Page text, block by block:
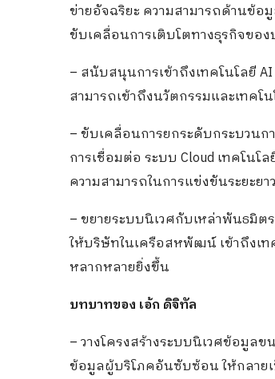
ข่ายอัจฉริยะ ความสามารถด้านข้
ขับเคลื่อนการเติบโตทางธุรกิจข
– สนับสนุนการเข้าถึงเทคโนโลยี
สามารถเข้าถึงนวัตกรรมและเทคโ
– ขับเคลื่อนการยกระดับกระบวน
การเชื่อมต่อ ระบบ Cloud เทคโน
ความสามารถในการแข่งขันระยะยาว
– ขยายระบบนิเวศกับเหล่าพันธมิต
ให้บริษัทในเครือสหพัฒน์ เข้าถึงเ
หลากหลายยิ่งขึ้น
บทบาทของ เอ้ก ดิจิทัล
– วางโครงสร้างระบบนิเวศข้อมูล
ข้อมูลผู้บริโภคอันซับซ้อน ให้กลาย